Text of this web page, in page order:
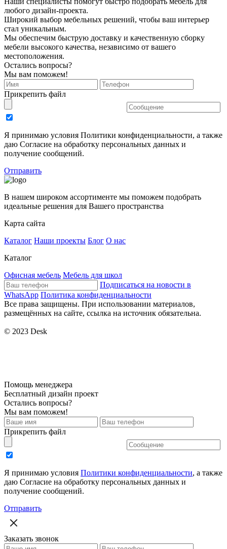
любого дизайн-проекта.
Широкий выбор мебельных решений, чтобы ваш интерьер
стал уникальным.
Мы обеспечим быструю доставку и качественную сборку
мебели высокого качества, независимо от вашего
местоположения.
Остались вопросы?
Мы вам поможем!
Прикрепить файл
Я принимаю условия Политики конфиденциальности, а также
даю Согласие на обработку персональных данных и
получение сообщений.
Отправить
В нашем широком ассортименте мы поможем подобрать
идеальные решения для Вашего пространства
Карта сайта
Каталог Наши проекты Блог О нас
Каталог
Офисная мебель Мебель для школ
Подписаться на новости в
WhatsApp Политика конфиденциальности
Все права защищены. При использовании материалов,
размещённых на сайте, ссылка на источник обязательна.
© 2023 Desk
Помощь менеджера
Бесплатный дизайн проект
Остались вопросы?
Мы вам поможем!
Прикрепить файл
Я принимаю условия Политики конфиденциальности, а также
даю Согласие на обработку персональных данных и
получение сообщений.
Отправить
Заказать звонок